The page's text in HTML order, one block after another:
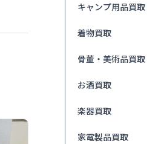
キャンプ用品買取
着物買取
骨董・美術品買取
お酒買取
楽器買取
家電製品買取